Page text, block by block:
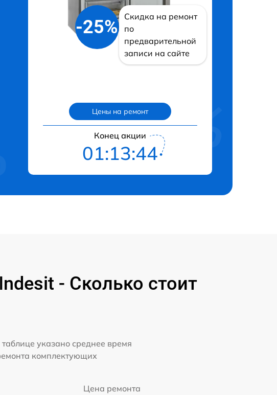
-25%
Скидка на ремонт
по
предварительной
записи на сайте
Цены на ремонт
Конец акции
01:13:42
- Сколько стоит
указано среднее время
комплектующих
Цена ремонта